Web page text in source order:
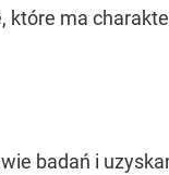
ma
badań i